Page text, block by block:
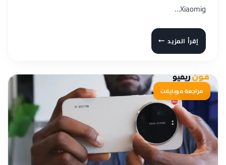
وXiaomi…
إقرأ المزيدمراجعة
REALME
8
PRO
المنافس
القوي
يستحق
أن
مراجعة موبايلات